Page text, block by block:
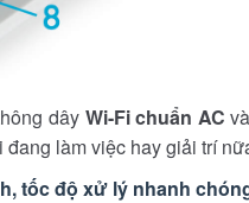
dây Wi-Fi chuẩn ACvà
đang làm việc hay giải trí
tốc độ xử lý nhanh